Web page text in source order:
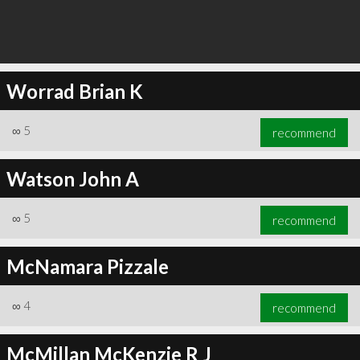
Worrad Brian K
∞ 5 recommend
Watson John A
∞ 5 recommend
McNamara Pizzale
∞ 4 recommend
McMillan McKenzie R J